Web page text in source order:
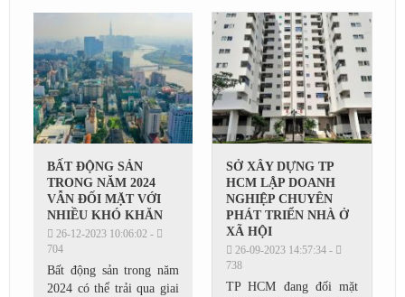
năng sinh lời bền vững,
lâu dài.
BẤT ĐỘNG SẢN
TRONG NĂM 2024
VẪN ĐỐI MẶT VỚI
NHIỀU KHÓ KHĂN
26-12-2023 10:06:02 -
704
Bất động sản trong năm
2024 có thể trải qua giai
SỞ XÂY DỰNG TP
HCM LẬP DOANH
NGHIỆP CHUYÊN
PHÁT TRIỂN NHÀ Ở
XÃ HỘI
26-09-2023 14:57:34 -
738
TP HCM đang đối mặt